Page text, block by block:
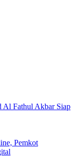
Al Fathul Akbar Siap
Pemkot